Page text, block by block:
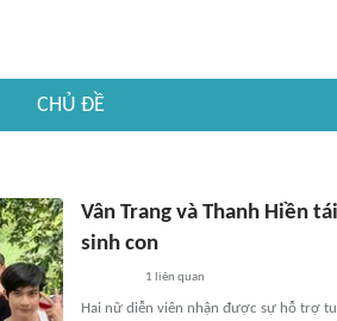
CHỦ ĐỀ
Vân Trang và Thanh Hiền
sinh con
1 liên quan
Hai nữ diễn viên nhận được sự hỗ trợ